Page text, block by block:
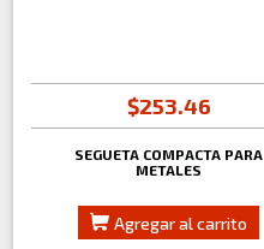
$253.46
SEGUETA COMPACTA PARA
METALES
Agregar al carrito